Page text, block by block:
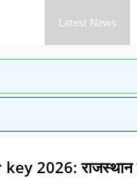
Latest News
2026: राजस्थान